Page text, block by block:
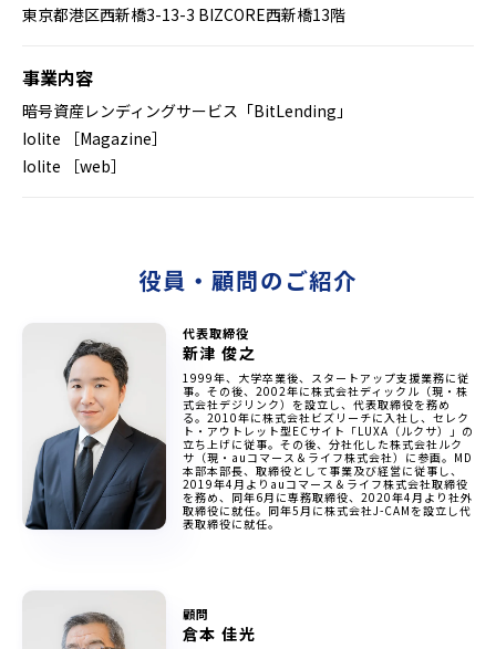
東京都港区西新橋3-13-3 BIZCORE西新橋13階
事業内容
暗号資産レンディングサービス「BitLending」
Iolite ［Magazine］
Iolite ［web］
役員・顧問のご紹介
代表取締役
新津 俊之
1999年、大学卒業後、スタートアップ支援業務に従
事。その後、2002年に株式会社ディックル（現・株
式会社デジリンク）を設立し、代表取締役を務め
る。2010年に株式会社ビズリーチに入社し、セレク
ト・アウトレット型ECサイト「LUXA（ルクサ）」の
立ち上げに従事。その後、分社化した株式会社ルク
サ（現・auコマース＆ライフ株式会社）に参画。MD
本部本部長、取締役として事業及び経営に従事し、
2019年4月よりauコマース＆ライフ株式会社取締役
を務め、同年6月に専務取締役、2020年4月より社外
取締役に就任。同年5月に株式会社J-CAMを設立し代
表取締役に就任。
顧問
倉本 佳光